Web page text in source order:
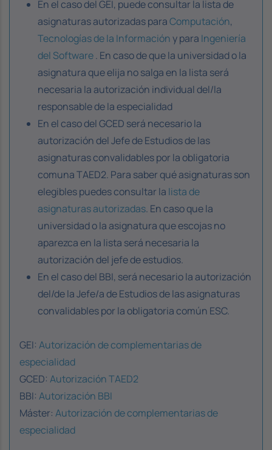
En el caso del GEI, puede consultar la lista de
asignaturas autorizadas paraComputación,
Tecnologías de la Informacióny para Ingeniería
del Software. En caso de que la universidad o la
asignatura que elija no salga en la lista será
necesaria la autorización individual del/la
responsable de la especialidad
En el caso del GCED será necesario la
autorización del Jefe de Estudios de las
asignaturas convalidables por la obligatoria
comuna TAED2. Para saber qué asignaturas son
elegibles puedes consultar la lista de
asignaturas autorizadas. En caso que la
universidad o la asignatura que escojas no
aparezca en la lista será necesaria la
autorización del jefe de estudios.
En el caso del BBI, será necesario la autorización
del/de la Jefe/a de Estudios de las asignaturas
convalidables por la obligatoria común ESC.
GEI: Autorización de complementarias de
especialidad
GCED: Autorización TAED2
BBI: Autorización BBI
Máster: Autorización de complementarias de
especialidad